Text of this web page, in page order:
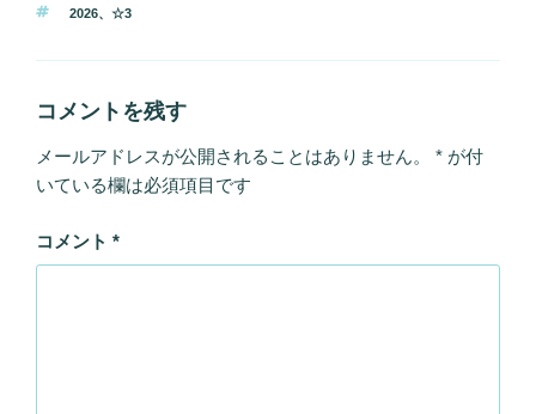
ゴ
ー
タ
2026、 ☆3
コメントを残す
メールアドレスが公開されることはありません。 * が付
いている欄は必須項目です
コメント *